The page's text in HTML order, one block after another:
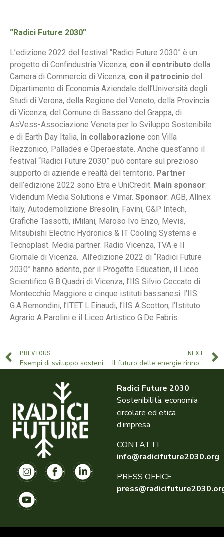
“Radici Future 2030”
L’edizione 2022 del festival “Radici Future 2030” è un
progetto di Confindustria Vicenza, con il contributo della
Camera di Commercio di Vicenza, con il patrocinio del
Dipartimento di Economia Aziendale dell’Università degli
Studi di Verona, della Regione del Veneto, della Provincia
di Vicenza, del Comune di Bassano del Grappa, di
AsVess-Associazione Veneta per lo Sviluppo Sostenibile
e di Earth Day Italia, in collaborazione con Villa
Rezzonico, Pallades e Operaestate. Anche quest’anno il
festival “Radici Future 2030” può contare sul prezioso
supporto di aziende e realtà del territorio. Partner
dell’edizione 2022 sono Etra e UniCredit. Main sponsor:
Videndum Media Solutions e Vimar. Sponsor: AGB, Allnex
Italy, Autodemolizione Bresolin, Favini, G&P Intech,
Grafiche Tassotti, iMilani, Maroso Ivo Enzo, Mevis,
Mitsubishi Electric Hydronics & IT Cooling Systems e
Tecnoplast. Media partner: Radio Vicenza, TVA e Il
Giornale di Vicenza. All’edizione 2022 di “Radici Future
2030” hanno aderito, per il Progetto Education, il Liceo
Scientifico G.B.Quadri di Vicenza, l’IIS Silvio Ceccato di
Montecchio Maggiore e cinque istituti bassanesi: l’IIS
G.A.Remondini, l’ITET L.Einaudi, l’IIS A.Scotton, l’Istituto
Agrario A.Parolini e il Liceo Artistico G.De Fabris.
PREVIOUS
Esempi di sviluppo sostenibile: il Veneto va in goal
NEXT
Il futuro delle energie rinnovabili: in Italia come ci stiamo muovendo?
Radici Future 2030
Sostenibilità, economia
circolare ed etica
d’impresa.
CONTATTI
info@radicifuture2030.org
PRESS OFFICE